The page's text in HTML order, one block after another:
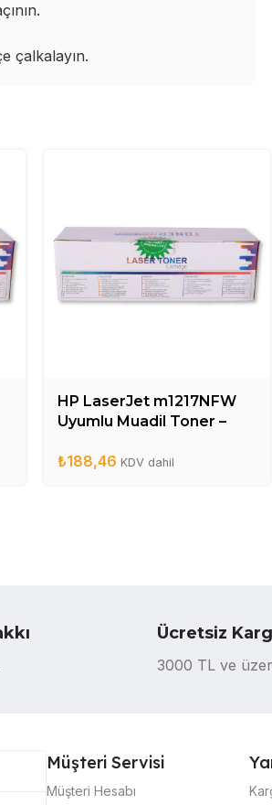
çalkalayın.
HP LaserJet m1217NFW
Uyumlu Muadil Toner –
₺188,46 KDV dahil
Ücretsiz
3000 TL ve
Müşteri Servisi
Müşteri Hesabı